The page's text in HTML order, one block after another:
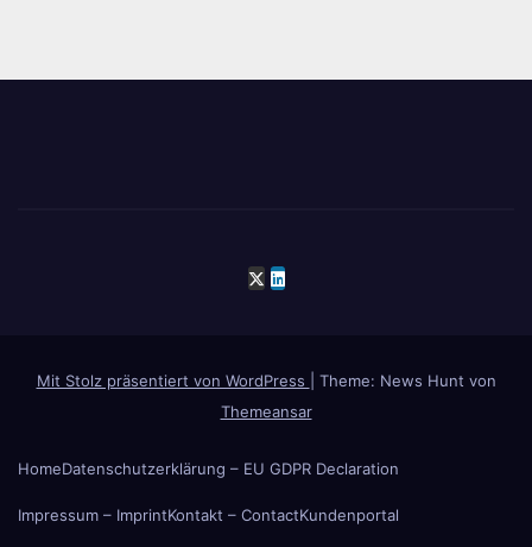
Mit Stolz präsentiert von WordPress
Theme: News Hunt von
Themeansar
HomeDatenschutzerklärung – EU GDPR Declaration
Impressum – ImprintKontakt – ContactKundenportal